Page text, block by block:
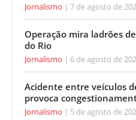
Jornalismo 7 de agosto de
Operação mira ladrões
do Rio
Jornalismo 6 de agosto de
Acidente entre veículos
provoca
Jornalismo 5 de agosto de